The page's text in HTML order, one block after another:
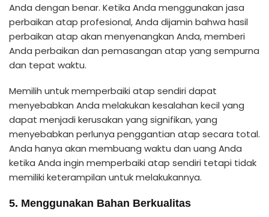
Anda dengan benar. Ketika Anda menggunakan jasa
perbaikan atap profesional, Anda dijamin bahwa hasil
perbaikan atap akan menyenangkan Anda, memberi
Anda perbaikan dan pemasangan atap yang sempurna
dan tepat waktu.
Memilih untuk memperbaiki atap sendiri dapat
menyebabkan Anda melakukan kesalahan kecil yang
dapat menjadi kerusakan yang signifikan, yang
menyebabkan perlunya penggantian atap secara total.
Anda hanya akan membuang waktu dan uang Anda
ketika Anda ingin memperbaiki atap sendiri tetapi tidak
memiliki keterampilan untuk melakukannya.
5. Menggunakan Bahan Berkualitas